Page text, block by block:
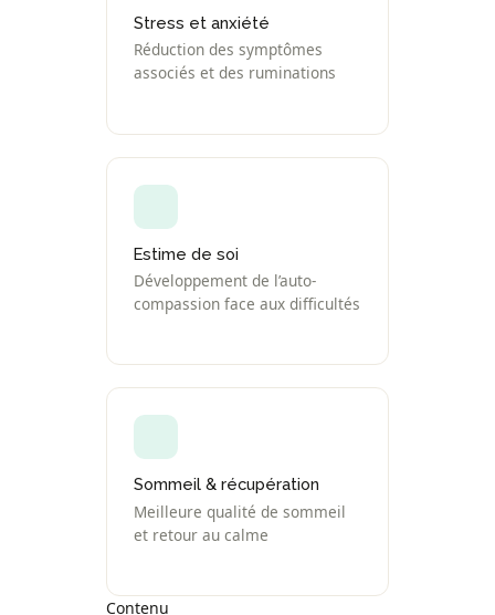
Stress et anxiété
Réduction des symptômes
associés et des ruminations
Estime de soi
Développement de l’auto-
compassion face aux difficultés
Sommeil & récupération
Meilleure qualité de sommeil
et retour au calme
Contenu